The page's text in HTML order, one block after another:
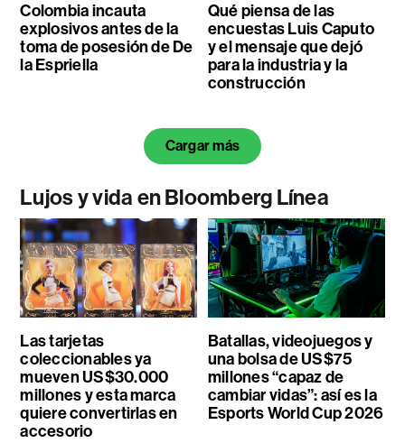
Colombia incauta
explosivos antes de la
toma de posesión de De
la Espriella
Qué piensa de las
encuestas Luis Caputo
y el mensaje que dejó
para la industria y la
construcción
Cargar más
Lujos y vida en Bloomberg Línea
Las tarjetas
coleccionables ya
mueven US$30.000
millones y esta marca
quiere convertirlas en
accesorio
Batallas, videojuegos y
una bolsa de US$75
millones “capaz de
cambiar vidas”: así es la
Esports World Cup 2026